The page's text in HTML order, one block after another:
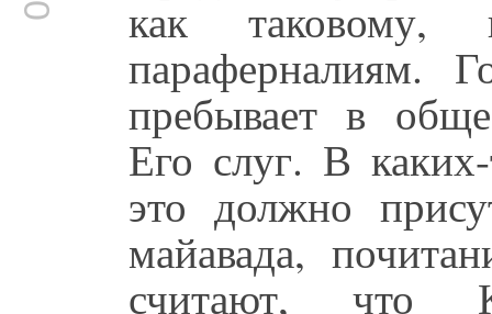
как
параферналиям.
пребывает в
Его слуг. В
это должно
майавада,
считают, что